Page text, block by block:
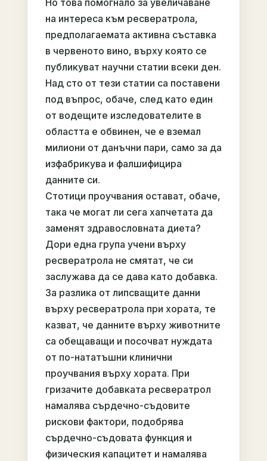
Но това помогнало за увеличаване
на интереса към ресвератрола,
предполагаемата активна съставка
в червеното вино, върху която се
публикуват научни статии всеки ден.
Над сто от тези статии са поставени
под въпрос, обаче, след като един
от водещите изследователите в
областта е обвинен, че е вземал
милиони от данъчни пари, само за да
изфабрикува и фалшифицира
данните си.
Стотици проучвания остават, обаче,
така че могат ли сега хапчетата да
заменят здравословната диета?
Дори една група учени върху
ресвератрола не смятат, че си
заслужава да се дава като добавка.
За разлика от липсващите данни
върху ресвератрола при хората, те
казват, че данните върху животните
са обещаващи и посочват нуждата
от по-нататъшни клинични
проучвания върху хората. При
гризачите добавката ресвератрол
намалява сърдечно-съдовите
рискови фактори, подобрява
сърдечно-съдовата функция и
физическия капацитет и намалява